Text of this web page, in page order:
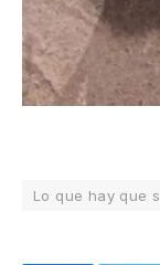
Lo que hay que